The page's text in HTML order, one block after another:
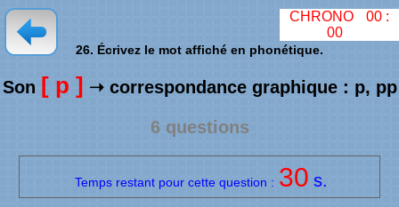
26. Écrivez le mot affiché en phonétique.
Son [ p ] ➝ correspondance graphique : p, pp
6 questions
Temps restant pour cette question : 30 s.
CHRONO 00:
00